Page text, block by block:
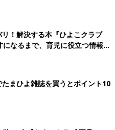
！解決する本『ひよこクラブ
なるまで、育児に役立つ情報が
まひよ雑誌を買うとポイント10